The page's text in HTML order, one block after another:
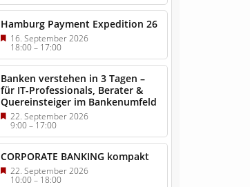
Hamburg Payment Expedition 26
16. September 2026
18:00– 17:00
Banken verstehen in 3 Tagen –
für IT-Professionals, Berater &
Quereinsteiger im Bankenumfeld
22. September 2026
9:00–17:00
CORPORATE BANKING kompakt
22. September 2026
10:00– 18:00